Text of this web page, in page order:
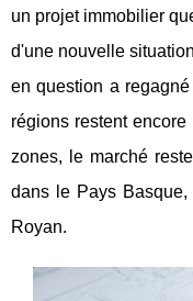
un projet immobilier
d'une nouvelle
en question a
régions restent
zones, le marché
dans le Pays
Royan.